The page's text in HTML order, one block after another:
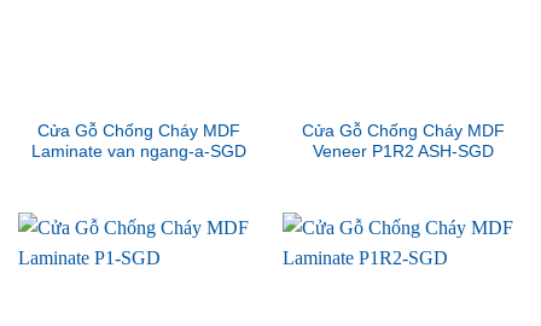
Cửa Gỗ Chống Cháy MDF
Laminate van ngang-a-SGD
Cửa Gỗ Chống Cháy MDF
Veneer P1R2 ASH-SGD